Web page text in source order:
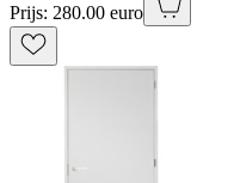
Prijs: 280.00 euro